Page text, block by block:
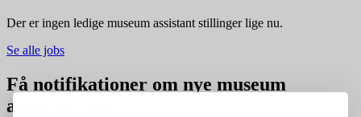
Der er ingen ledige museum assistant stillinger lige nu.
Se alle jobs
Få notifikationer om nye museum
assistant jobs